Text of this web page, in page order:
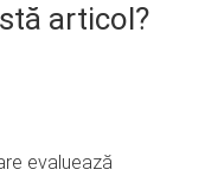
articol?
evaluează